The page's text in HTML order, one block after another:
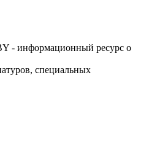
- информационный ресурс о
специальных